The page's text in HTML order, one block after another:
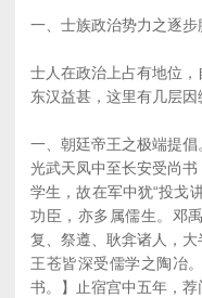
一、士族政治势力之逐步
士人在政治上占有地位
东汉益甚，这里有几层因
一、朝廷帝王之极端提倡
光武天凤中至长安受尚
学生，故在军中犹“投戈
功臣，亦多属儒生。邓
复、祭遵、耿弇诸人，
王苍皆深受儒学之陶冶
书。】止宿宫中五年，